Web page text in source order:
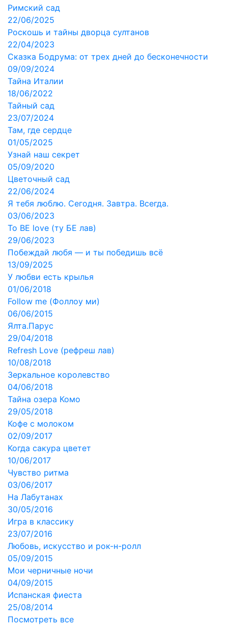
Римский сад
22/06/2025
Роскошь и тайны дворца султанов
22/04/2023
Сказка Бодрума: от трех дней до бесконечности
09/09/2024
Тайна Италии
18/06/2022
Тайный сад
23/07/2024
Там, где сердце
01/05/2025
Узнай наш секрет
05/09/2020
Цветочный сад
22/06/2024
Я тебя люблю. Сегодня. Завтра. Всегда.
03/06/2023
To BE love (ту БЕ лав)
29/06/2023
Побеждай любя — и ты победишь всё
13/09/2025
У любви есть крылья
01/06/2018
Follow me (Фоллоу ми)
06/06/2015
Ялта.Парус
29/04/2018
Refresh Love (рефреш лав)
10/08/2018
Зеркальное королевство
04/06/2018
Тайна озера Комо
29/05/2018
Кофе с молоком
02/09/2017
Когда сакура цветет
10/06/2017
Чувство ритма
03/06/2017
На Лабутанах
30/05/2016
Игра в классику
23/07/2016
Любовь, искусство и рок-н-ролл
05/09/2015
Мои черничные ночи
04/09/2015
Испанская фиеста
25/08/2014
Посмотреть все